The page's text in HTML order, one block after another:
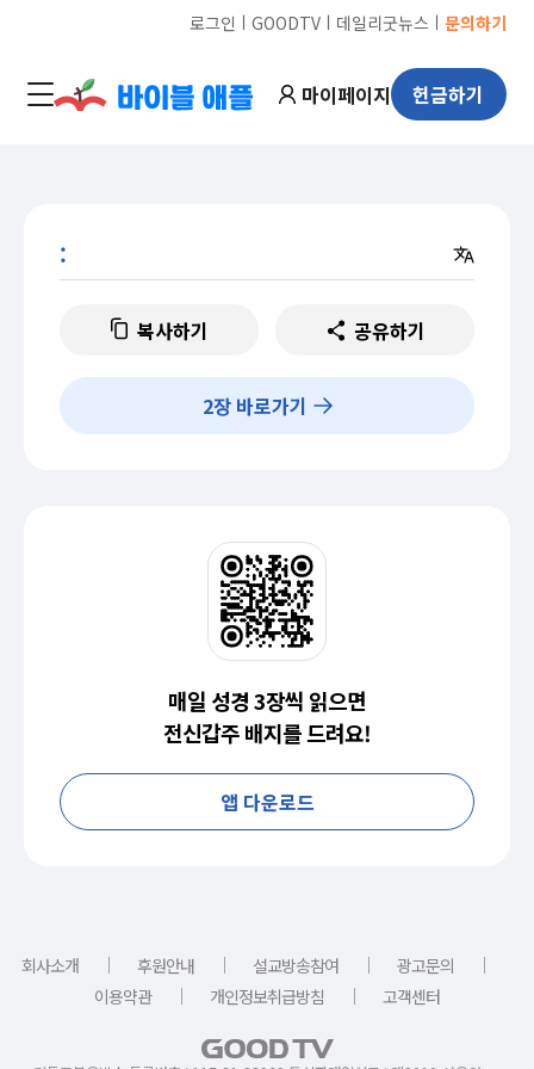
로그인 ㅣ GOODTVㅣ 데일리굿뉴스 ㅣ 문의하기
마이페이지 헌금하기
:
복사하기 공유하기
2장 바로가기
매일 성경 3장씩 읽으면
전신갑주 배지를 드려요!
앱 다운로드
회사소개 ｜ 후원안내 ｜ 설교방송참여 ｜ 광고문의
｜
이용약관
｜ 개인정보취급방침 ｜ 고객센터